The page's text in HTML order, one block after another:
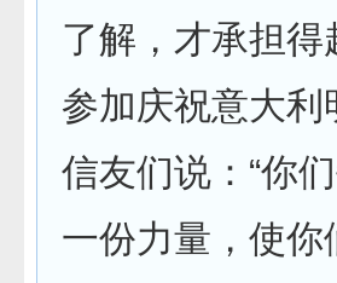
了解，才承担
参加庆祝意大
信友们说：“你
一份力量，使